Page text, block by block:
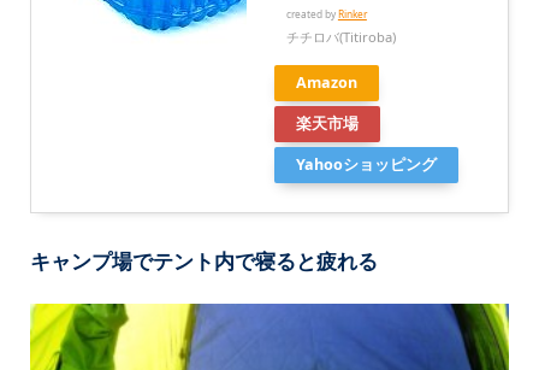
created byRinker
チチロバ(Titiroba)
Amazon
楽天市場
Yahooショッピング
キャンプ場でテント内で寝ると疲れる